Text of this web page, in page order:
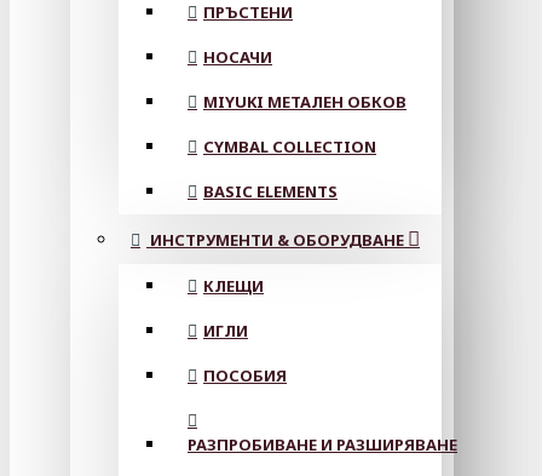
ПРЪСТЕНИ
НОСАЧИ
MIYUKI МЕТАЛЕН ОБКОВ
CYMBAL COLLECTION
BASIC ELEMENTS
ИНСТРУМЕНТИ & ОБОРУДВАНЕ
КЛЕЩИ
ИГЛИ
ПОСОБИЯ
РАЗПРОБИВАНЕ И РАЗШИРЯВАНЕ